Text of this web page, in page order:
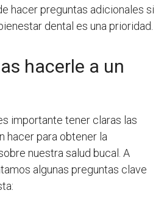
hacer preguntas adicionales si
dental es una prioridad.
hacerle a un
importante tener claras las
hacer para obtener la
nuestra salud bucal. A
algunas preguntas clave